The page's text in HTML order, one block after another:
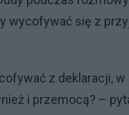
wycofywać się z
z deklaracji,
i przemocą? –